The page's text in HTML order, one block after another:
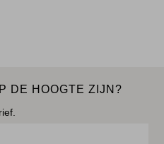
DE HOOGTE ZIJN?